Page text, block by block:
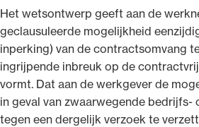
Het wetsontwerp geeft aan de
geclausuleerde mogelijkheid
inperking) van de contractsomvang
ingrijpende inbreuk op de
vormt. Dat aan de werkgever de
in geval van zwaarwegende bedrijfs-
tegen een dergelijk verzoek te